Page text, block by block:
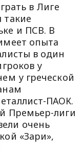
в Лиге
такие
и ПСВ. В
опыта
в один
у
у греческой
ПАОК.
Премьер-лиги
очень
«Зари»,